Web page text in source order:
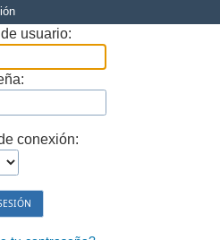
usuario:
conexión: